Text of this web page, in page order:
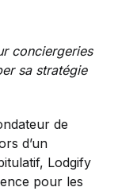
conciergeries
sa stratégie
de
d’un
Lodgify
pour les